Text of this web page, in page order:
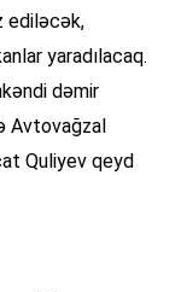
ediləcək,
yaradılacaq.
dəmir
Avtovağzal
Quliyev qeyd